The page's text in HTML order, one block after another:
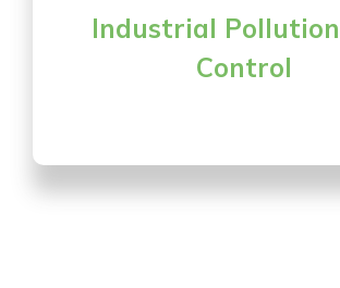
Industrial
Control